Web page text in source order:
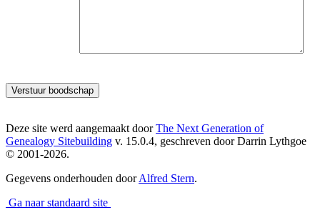
Deze site werd aangemaakt doorThe Next Generation of
Genealogy Sitebuilding v. 15.0.4, geschreven door Darrin Lythgoe
© 2001-2026.
Gegevens onderhouden doorAlfred Stern.
Ga naar standaard site